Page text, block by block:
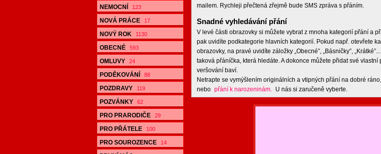
NEMOCNÍ 123
NOVÁ PRÁCE 17
NOVÝ ROK 1130
OBECNÉ 593
OMLUVY 24
PODĚKOVÁNÍ 88
POZDRAVY 119
POZVÁNKY 62
PRO PRARODIČE 29
PRO PŘÁTELE 100
PRO SOUROZENCE 14
mailem. Rychleji přečtená zřejmě bude SMS zpráva s přáním.
Snadné vyhledávání přání
V levé části obrazovky si můžete vybrat z mnoha kategorií přání a
pak uvidíte podkategorie hlavních kategorií. Pokud např. otevřete
obrazovky, na pravé uvidíte záložky „Obecné”, „Básničky”,
taková přáníčka, která hledáte. A dokonce můžete přidat své
veršování baví.
Netrapte se vymýšlením originálních a vtipných přání na dobré
nebo přání k narozeninám. U nás si zaručeně vyberte.